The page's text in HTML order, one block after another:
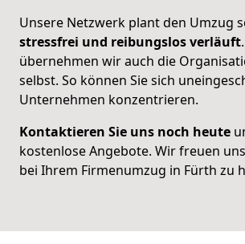
Unsere Netzwerk plant den Umzug
stressfrei und reibungslos verläuft
übernehmen wir auch die
selbst. So können Sie sich
Unternehmen konzentrieren.
Kontaktieren Sie uns noch heute
kostenlose Angebote. Wir freuen
bei Ihrem Firmenumzug in Fürth zu